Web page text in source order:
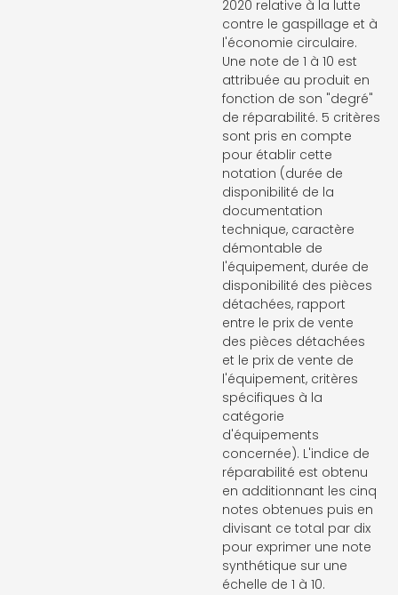
2020 relative à la lutte
contre le gaspillage et à
l'économie circulaire.
Une note de 1 à 10 est
attribuée au produit en
fonction de son "degré"
de réparabilité. 5 critères
sont pris en compte
pour établir cette
notation (durée de
disponibilité de la
documentation
technique, caractère
démontable de
l'équipement, durée de
disponibilité des pièces
détachées, rapport
entre le prix de vente
des pièces détachées
et le prix de vente de
l'équipement, critères
spécifiques à la
catégorie
d'équipements
concernée). L'indice de
réparabilité est obtenu
en additionnant les cinq
notes obtenues puis en
divisant ce total par dix
pour exprimer une note
synthétique sur une
échelle de 1 à 10.